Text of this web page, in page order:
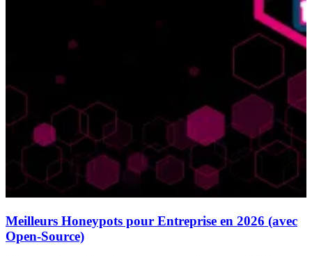
Meilleurs Honeypots pour Entreprise en 2026 (avec
Open-Source)